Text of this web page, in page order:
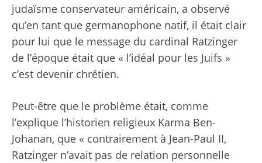
judaïsme conservateur américain, a observé
qu’en tant que germanophone natif, il était clair
pour lui que le message du cardinal Ratzinger
de l’époque était que « l’idéal pour les Juifs »
c’est devenir chrétien.
Peut-être que le problème était, comme
l’explique l’historien religieux Karma Ben-
Johanan, que « contrairement à Jean-Paul II,
Ratzinger n’avait pas de relation personnelle